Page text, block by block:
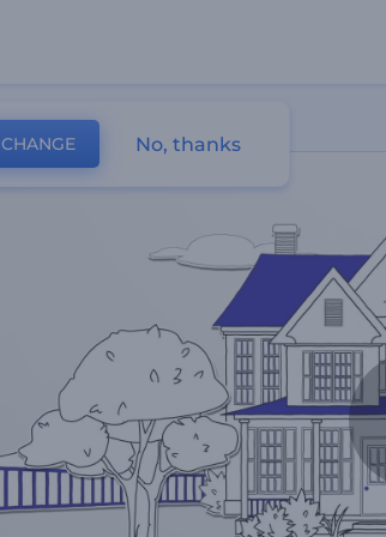
CHANGE No, thanks